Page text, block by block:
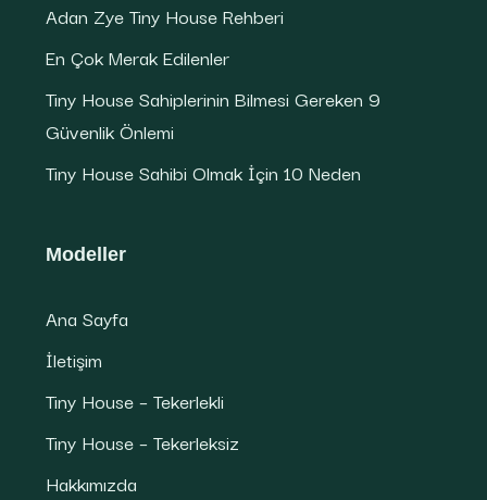
Adan Zye Tiny House Rehberi
En Çok Merak Edilenler
Tiny House Sahiplerinin Bilmesi Gereken 9
Güvenlik Önlemi
Tiny House Sahibi Olmak İçin 10 Neden
Modeller
Ana Sayfa
İletişim
Tiny House – Tekerlekli
Tiny House – Tekerleksiz
Hakkımızda